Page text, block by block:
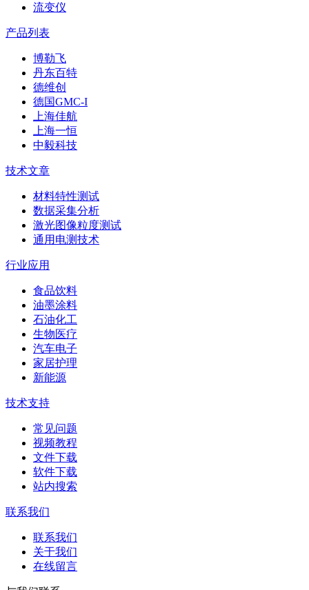
流变仪
产品列表
博勒飞
丹东百特
德维创
德国GMC-I
上海佳航
上海一恒
中毅科技
技术文章
材料特性测试
数据采集分析
激光图像粒度测试
通用电测技术
行业应用
食品饮料
油墨涂料
石油化工
生物医疗
汽车电子
家居护理
新能源
技术支持
常见问题
视频教程
文件下载
软件下载
站内搜索
联系我们
联系我们
关于我们
在线留言